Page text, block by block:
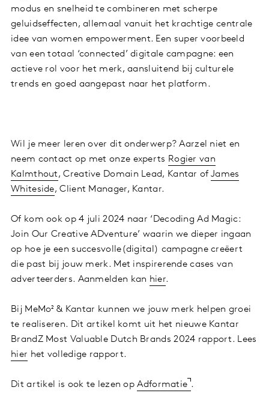
modus en snelheid te combineren met scherpe
geluidseffecten, allemaal vanuit het krachtige centrale
idee van women empowerment. Een super voorbeeld
van een totaal ‘connected’ digitale campagne: een
actieve rol voor het merk, aansluitend bij culturele
trends en goed aangepast naar het platform.
Wil je meer leren over dit onderwerp? Aarzel niet en
neem contact op met onze experts Rogier van
Kalmthout, Creative Domain Lead, Kantar of James
Whiteside, Client Manager, Kantar.
Of kom ook op 4 juli 2024 naar ‘Decoding Ad Magic:
Join Our Creative ADventure’ waarin we dieper ingaan
op hoe je een succesvolle(digital) campagne creëert
die past bij jouw merk. Met inspirerende cases van
adverteerders. Aanmelden kan hier.
Bij MeMo² & Kantar kunnen we jouw merk helpen groei
te realiseren. Dit artikel komt uit het nieuwe Kantar
BrandZ Most Valuable Dutch Brands 2024 rapport. Lees
hier het volledige rapport.
Dit artikel is ook te lezen opAdformatie .